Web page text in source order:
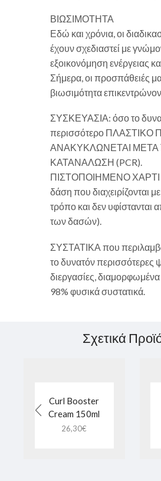
ΒΙΩΣΙΜΟΤΗΤΑ
Εδώ και χρόνια, οι
έχουν σχεδιαστεί με
εξοικονόμηση ενέργειας
Σήμερα, οι προσπάθειές
βιωσιμότητα
ΣΥΣΚΕΥΑΣΙΑ: όσο το
περισσότερο ΠΛΑΣΤΙΚΟ
ΑΝΑΚΥΚΛΩΝΕΤΑΙ ΜΕΤΑ
ΚΑΤΑΝΑΛΩΣΗ (PCR).
ΠΙΣΤΟΠΟΙΗΜΕΝΟ ΧΑΡΤΙ
δάση που διαχειρίζονται
τρόπο και δεν υφίστανται
των δασών).
ΣΥΣΤΑΤΙΚΑ που
το δυνατόν περισσότερες
διεργασίες, διαμορφωμένα
98% φυσικά συστατικά.
Σχετικά
Curl Booster
Cream 150ml
26,30€